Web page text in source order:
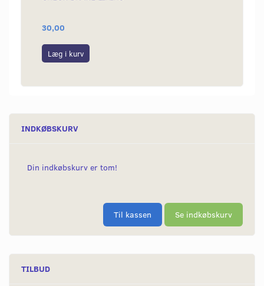
30,00
Læg i kurv
INDKØBSKURV
Din indkøbskurv er tom!
Til kassen Se indkøbskurv
TILBUD